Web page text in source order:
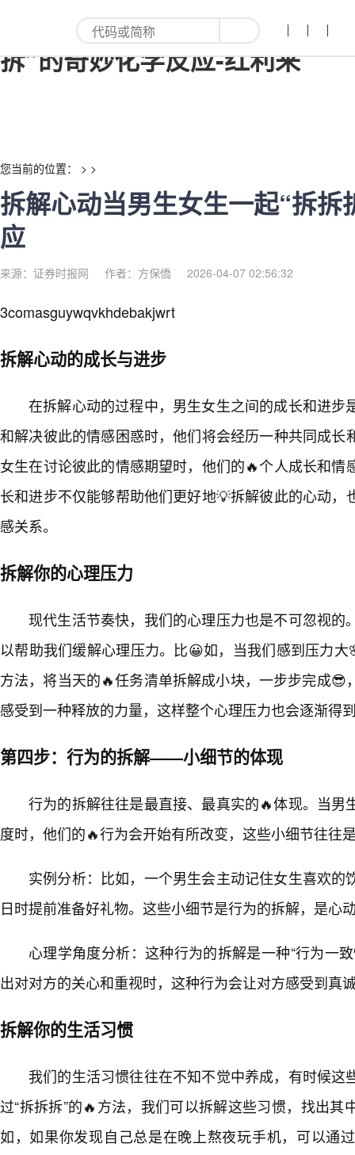
拆解心动当男生女生一起“拆拆
拆”的奇妙化学反应-红利来
您当前的位置： > >
拆解心动当男生女生一起“拆拆
应
来源：证券时报网 作者：方保僑 2026-04-07 02:56:32
3comasguywqvkhdebakjwrt
拆解心动的成长与进步
在拆解心动的过程中，男生女生之间的成长和进步
和解决彼此的情感困惑时，他们将会经历一种共同成长
女生在讨论彼此的情感期望时，他们的🔥个人成长和情
长和进步不仅能够帮助他们更好地💡拆解彼此的心动，
感关系。
拆解你的心理压力
现代生活节奏快，我们的心理压力也是不可忽视的
以帮助我们缓解心理压力。比😀如，当我们感到压力大
方法，将当天的🔥任务清单拆解成小块，一步步完成😎
感受到一种释放的力量，这样整个心理压力也会逐渐得
第四步：行为的拆解——小细节的体现
行为的拆解往往是最直接、最真实的🔥体现。当男
度时，他们的🔥行为会开始有所改变，这些小细节往往
实例分析：比如，一个男生会主动记住女生喜欢的
日时提前准备好礼物。这些小细节是行为的拆解，是心
心理学角度分析：这种行为的拆解是一种“行为一
出对对方的关心和重视时，这种行为会让对方感受到真
拆解你的生活习惯
我们的生活习惯往往在不知不觉中养成，有时候这
过“拆拆拆”的🔥方法，我们可以拆解这些习惯，找出其
如，如果你发现自己总是在晚上熬夜玩手机，可以通